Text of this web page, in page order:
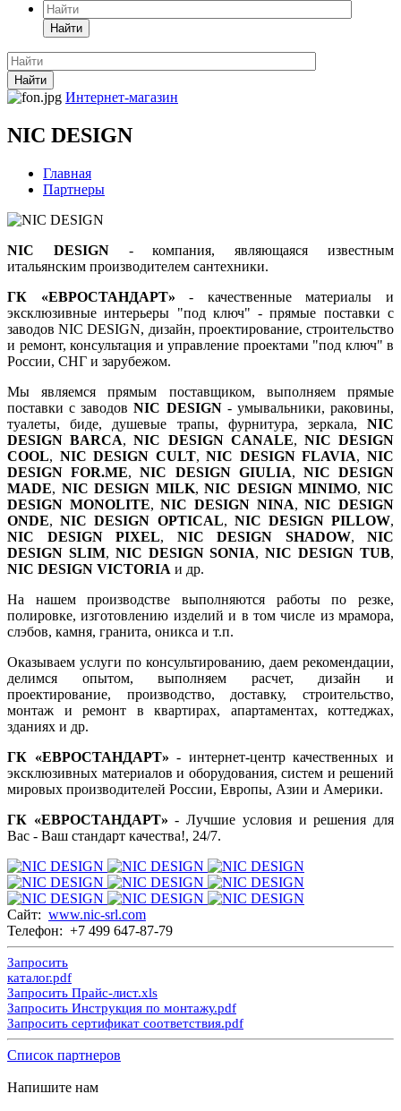
Найти
Найти
Интернет-магазин
NIC DESIGN
Главная
Партнеры
NIC DESIGN- компания, являющаяся известным
итальянским производителем сантехники.
ГК «ЕВРОСТАНДАРТ» - качественные материалы и
эксклюзивные интерьеры "под ключ" - прямые поставки с
заводов NIC DESIGN, дизайн, проектирование, строительство
и ремонт, консультация и управление проектами "под ключ" в
России, СНГ и зарубежом.
Мы являемся прямым поставщиком, выполняем прямые
поставки с заводовNIC DESIGN- умывальники, раковины,
туалеты, биде, душевые трапы, фурнитура, зеркала, NIC
DESIGN BARCA,NIC DESIGN CANALE, NIC DESIGN
COOL, NIC DESIGN CULT,NIC DESIGN FLAVIA,NIC
DESIGN FOR.ME,NIC DESIGN GIULIA, NIC DESIGN
MADE, NIC DESIGN MILK,NIC DESIGN MINIMO,NIC
DESIGN MONOLITE,NIC DESIGN NINA,NIC DESIGN
ONDE,NIC DESIGN OPTICAL, NIC DESIGN PILLOW,
NIC DESIGN PIXEL, NIC DESIGN SHADOW, NIC
DESIGN SLIM, NIC DESIGN SONIA,NIC DESIGN TUB,
NIC DESIGN VICTORIA и др.
На нашем производстве выполняются работы по резке,
полировке, изготовлению изделий и в том числе из мрамора,
слэбов, камня, гранита, оникса и т.п.
Оказываем услуги по консультированию, даем рекомендации,
делимся опытом, выполняем расчет, дизайн и
проектирование, производство, доставку, строительство,
монтаж и ремонт в квартирах, апартаментах, коттеджах,
зданиях и др.
ГК «ЕВРОСТАНДАРТ» - интернет-центр качественных и
эксклюзивных материалов и оборудования, систем и решений
мировых производителей России, Европы, Азии и Америки.
ГК «ЕВРОСТАНДАРТ» - Лучшие условия и решения для
Вас - Ваш стандарт качества!, 24/7.
Сайт: www.nic-srl.com
Телефон: +7 499 647-87-79
Запросить
каталог.pdf
Запросить Прайс-лист.xls
Запросить Инструкция по монтажу.pdf
Запросить сертификат соответствия.pdf
Список партнеров
Напишите нам